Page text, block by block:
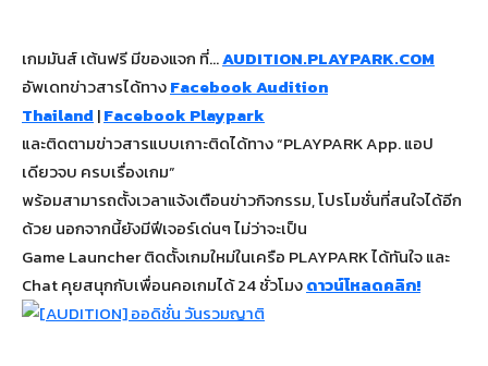
เกมมันส์ เต้นฟรี มีของแจก ที่…AUDITION.PLAYPARK.COM
อัพเดทข่าวสารได้ทางFacebook Audition
Thailand |Facebook Playpark
และติดตามข่าวสารแบบเกาะติดได้ทาง “PLAYPARK App. แอป
เดียวจบ ครบเรื่องเกม”
พร้อมสามารถตั้งเวลาแจ้งเตือนข่าวกิจกรรม, โปรโมชั่นที่สนใจได้อีก
ด้วย นอกจากนี้ยังมีฟีเจอร์เด่นๆ ไม่ว่าจะเป็น
Game Launcher ติดตั้งเกมใหม่ในเครือ PLAYPARK ได้ทันใจ และ
Chat คุยสนุกกับเพื่อนคอเกมได้ 24 ชั่วโมงดาวน์โหลดคลิก!